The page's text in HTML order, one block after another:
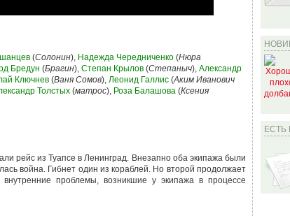
(Солонин), Надежда Чередниченко (Нюра
Бредун (Брагин), Степан Крылов (Степаныч), Александр
Ключнев (Ваня Сомов), Леонид Галлис (Аким Иванович
Толстых (матрос), Роза Балашова (Ксения
рейс из Туапсе в Ленинград. Внезапно оба экипажа были
война. Гибнет один из кораблей. Но второй продолжает
проблемы, возникшие у экипажа в процессе